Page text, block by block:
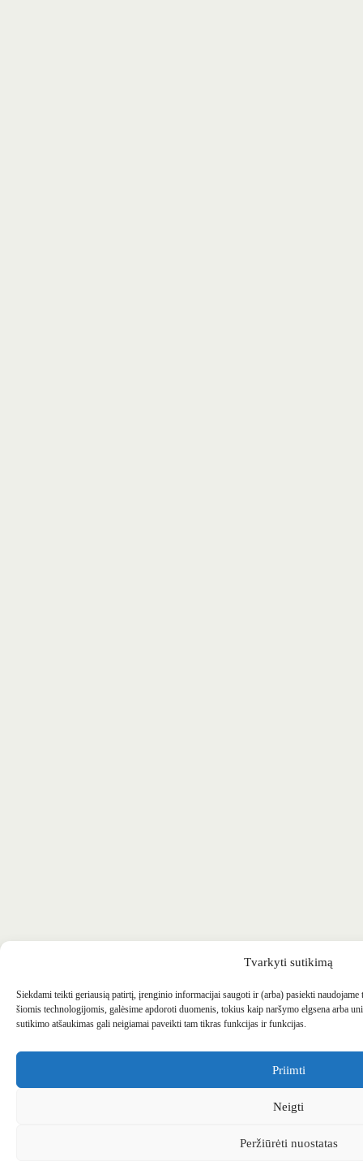
Tvarkyti sutikimą
Siekdami teikti geriausią patirtį, įrenginio informacijai saugoti ir (arba) pasiekti
šiomis technologijomis, galėsime apdoroti duomenis, tokius kaip naršymo elgsena arba
sutikimo atšaukimas gali neigiamai paveikti tam tikras funkcijas ir funkcijas.
Priimti
Neigti
Peržiūrėti nuostatas